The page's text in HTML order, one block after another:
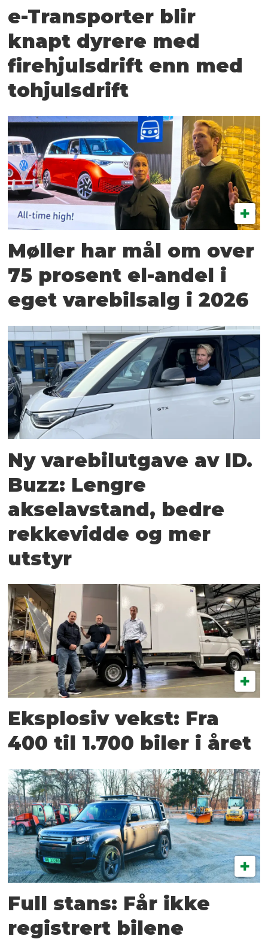
e-Transporter blir
knapt dyrere med
firehjulsdrift enn med
tohjulsdrift
Møller har mål om over
75 prosent el-andel i
eget varebilsalg i 2026
Ny varebilutgave av ID.
Buzz: Lengre
akselavstand, bedre
rekkevidde og mer
utstyr
Eksplosiv vekst: Fra
400 til 1.700 biler i året
Full stans: Får ikke
registrert bilene